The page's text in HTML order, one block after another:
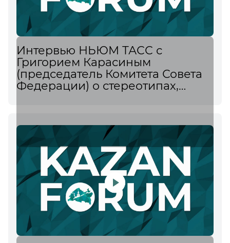
Интервью НЬЮМ ТАСС с
Григорием Карасиным
(председатель Комитета Совета
Федерации) о стереотипах,